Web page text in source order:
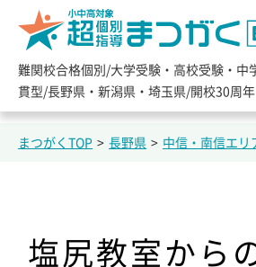
難関校合格個別/大学受験・高校受験・中
貫型/長野県・新潟県・埼玉県/開校30周年
まつがくTOP > 長野県 > 中信・南信エリ
塩尻教室から